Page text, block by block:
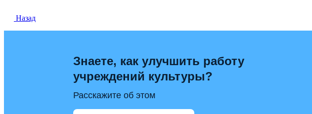
Назад
Знаете, как улучшить работу
учреждений культуры?
Расскажите об этом